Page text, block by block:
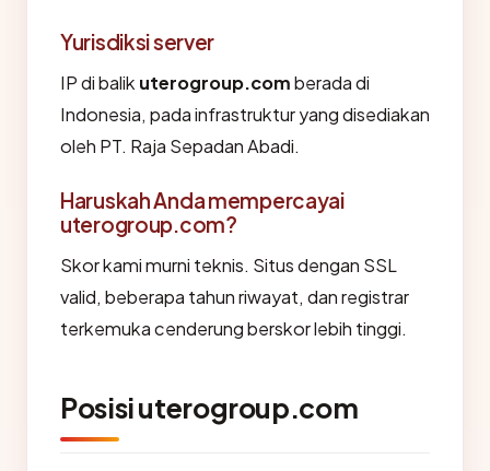
Yurisdiksi server
IP di balik uterogroup.comberada di
Indonesia, pada infrastruktur yang disediakan
oleh PT. Raja Sepadan Abadi.
Haruskah Anda mempercayai
uterogroup.com?
Skor kami murni teknis. Situs dengan SSL
valid, beberapa tahun riwayat, dan registrar
terkemuka cenderung berskor lebih tinggi.
Posisi uterogroup.com